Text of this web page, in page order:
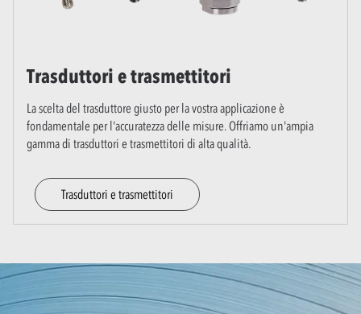
Trasduttori e trasmettitori
La scelta del trasduttore giusto per la vostra applicazione è
fondamentale per l'accuratezza delle misure. Offriamo un'ampia
gamma di trasduttori e trasmettitori di alta qualità.
Trasduttori e trasmettitori